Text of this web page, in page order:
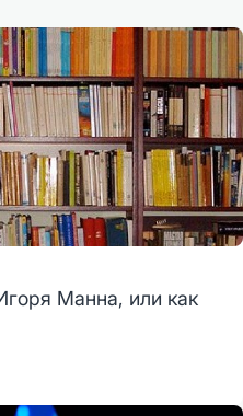
Манна, или как